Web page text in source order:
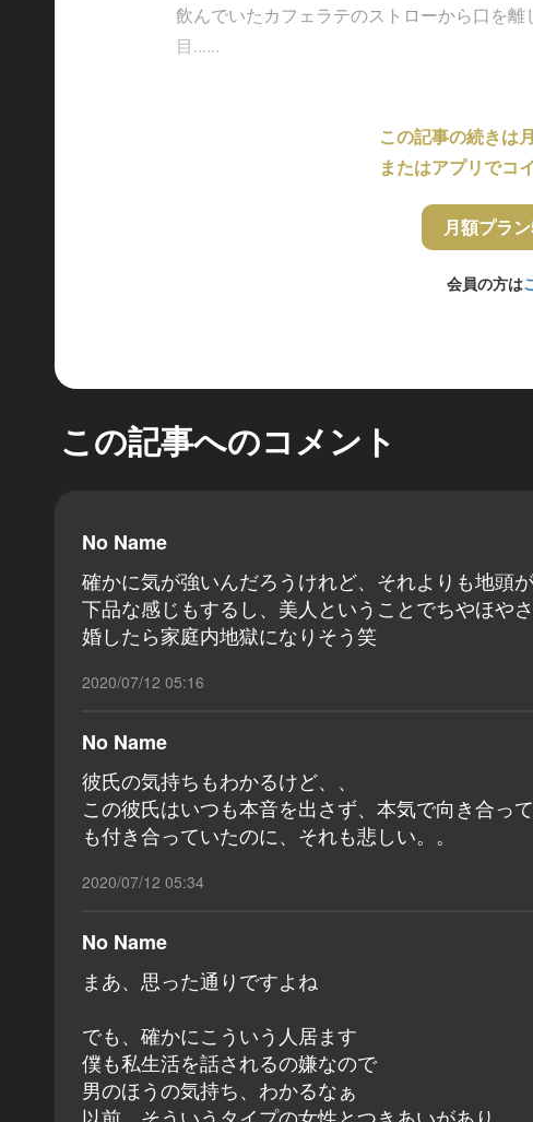
飲んでいたカフェラテのストローから口を
目......
この記事の続きは
またはアプリでコ
月額プラ
会員の方は
この記事へのコメント
No Name
確かに気が強いんだろうけれど、それよりも地頭
下品な感じもするし、美人ということでちやほや
婚したら家庭内地獄になりそう笑
2020/07/12 05:16
No Name
彼氏の気持ちもわかるけど、、
この彼氏はいつも本音を出さず、本気で向き合っ
も付き合っていたのに、それも悲しい。。
2020/07/12 05:34
No Name
まあ、思った通りですよね
でも、確かにこういう人居ます
僕も私生活を話されるの嫌なので
男のほうの気持ち、わかるなぁ
以前、そういうタイプの女性とつきあいがあり